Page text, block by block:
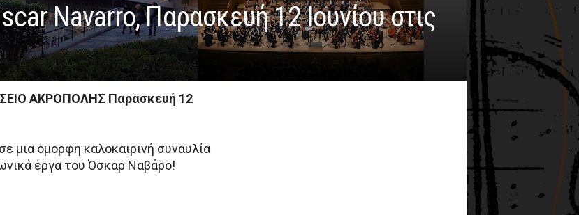
Navarro, Παρασκευή 12 Ιουνίου στις
ΑΚΡΟΠΟΛΗΣ Παρασκευή 12
μια όμορφη καλοκαιρινή συναυλία
έργα του Όσκαρ Ναβάρο!